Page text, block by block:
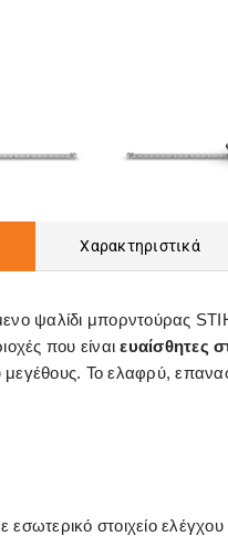
Χαρακτηριστικά
ψαλίδι μπορντούρας
που είναι ευαίσθητες
Το ελαφρύ,
εσωτερικό στοιχείο